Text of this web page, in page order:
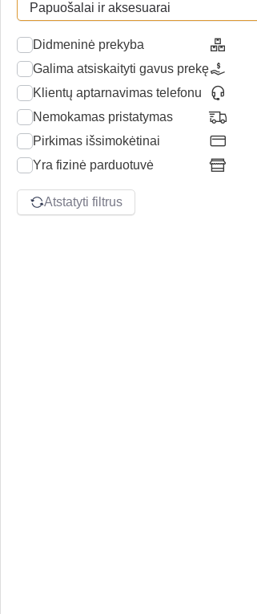
Papuošalai ir aksesuarai
Didmeninė prekyba
Galima atsiskaityti gavus prekę
Klientų aptarnavimas telefonu
Nemokamas pristatymas
Pirkimas išsimokėtinai
Yra fizinė parduotuvė
Atstatyti filtrus